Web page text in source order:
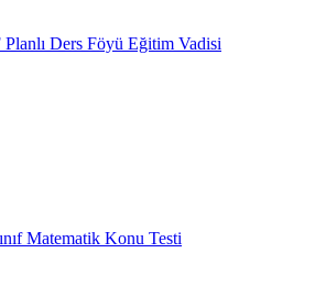
Planlı Ders Föyü Eğitim Vadisi